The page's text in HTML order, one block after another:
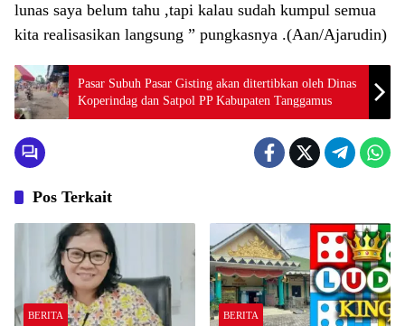
lunas saya belum tahu ,tapi kalau sudah kumpul semua
kita realisasikan langsung ” pungkasnya .(Aan/Ajarudin)
Pasar Subuh Pasar Gisting akan ditertibkan oleh Dinas
Koperindag dan Satpol PP Kabupaten Tanggamus
Pos Terkait
BERITA BERITA